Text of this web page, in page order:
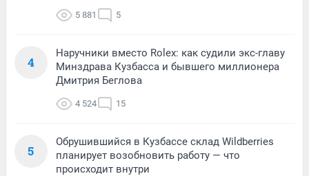
5 881 5
4
Наручники вместо Rolex: как судили экс-главу
Минздрава Кузбасса и бывшего миллионера
Дмитрия Беглова
4 524 15
5
Обрушившийся в Кузбассе склад Wildberries
планирует возобновить работу — что
происходит внутри